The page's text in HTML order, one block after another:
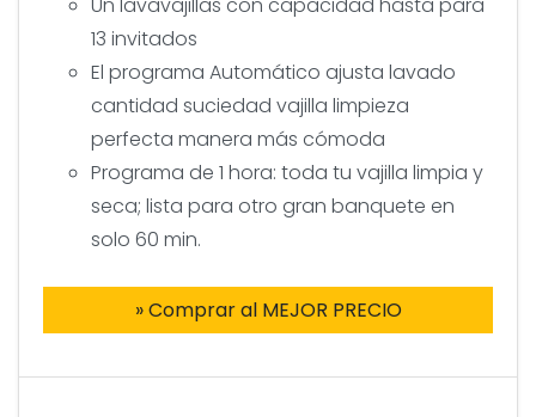
13 invitados
El programa Automático ajusta lavado
cantidad suciedad vajilla limpieza
perfecta manera más cómoda
Programa de 1 hora: toda tu vajilla limpia y
seca; lista para otro gran banquete en
solo 60 min.
» Comprar al MEJOR PRECIO